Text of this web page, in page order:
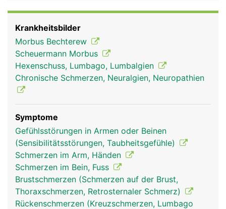
Rubriken
Gelenkfortschätzen des jeweils darüber und
darunter liegenden Wirbels gelenkig verbunden
sind und so die Beweglichkeit der Wirbelsäule
ermöglichen.
Wirbelgelenke Frau
Wirbelgelenke
Krankheitsbilder
Morbus Bechterew
Scheuermann Morbus
Hexenschuss, Lumbago, Lumbalgien
Chronische Schmerzen, Neuralgien, Neuropathien
Symptome
Gefühlsstörungen in Armen oder Beinen
(Sensibilitätsstörungen, Taubheitsgefühle)
Schmerzen im Arm, Händen
Schmerzen im Bein, Fuss
Brustschmerzen (Schmerzen auf der Brust,
Thoraxschmerzen, Retrosternaler Schmerz)
Rückenschmerzen (Kreuzschmerzen, Lumbago